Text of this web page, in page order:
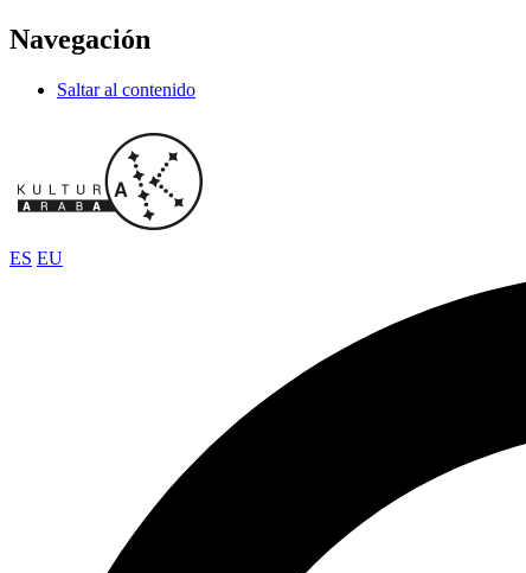
Navegación
Saltar al contenido
ES EU